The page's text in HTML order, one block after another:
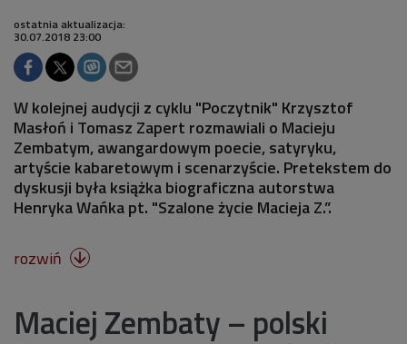
ostatnia aktualizacja:
30.07.2018 23:00
W kolejnej audycji z cyklu "Poczytnik" Krzysztof
Masłoń i Tomasz Zapert rozmawiali o Macieju
Zembatym, awangardowym poecie, satyryku,
artyście kabaretowym i scenarzyście. Pretekstem do
dyskusji była książka biograficzna autorstwa
Henryka Wańka pt. "Szalone życie Macieja Z.”.
rozwiń 
Maciej Zembaty – polski